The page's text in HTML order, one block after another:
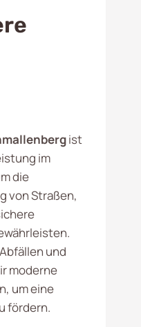
ist
im
die
von Straßen,
und
moderne
um eine
fördern.